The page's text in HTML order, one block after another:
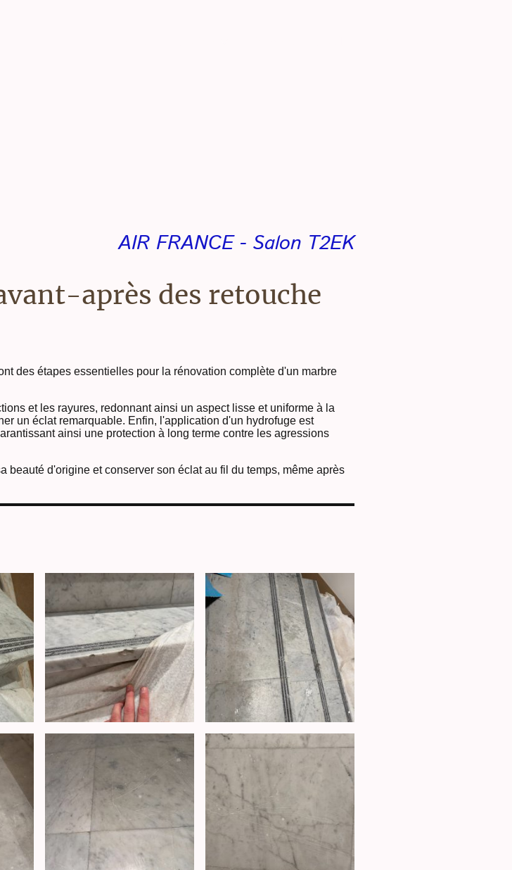
AIR FRANCE - Salon T2EK
après des retouche
des étapes essentielles pour la rénovation complète d'un marbre
et les rayures, redonnant ainsi un aspect lisse et uniforme à la
un éclat remarquable. Enfin, l'application d'un hydrofuge est
ainsi une protection à long terme contre les agressions
beauté d'origine et conserver son éclat au fil du temps, même après